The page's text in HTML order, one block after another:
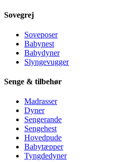
Sovegrej
Soveposer
Babynest
Babydyner
Slyngevugger
Senge & tilbehør
Madrasser
Dyner
Sengerande
Sengehest
Hovedpude
Babytæpper
Tyngdedyner